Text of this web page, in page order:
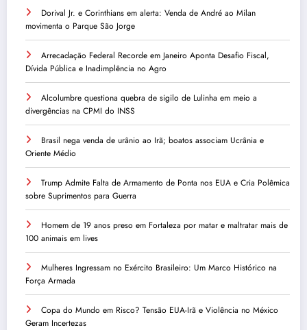
Dorival Jr. e Corinthians em alerta: Venda de André ao Milan
movimenta o Parque São Jorge
Arrecadação Federal Recorde em Janeiro Aponta Desafio Fiscal,
Dívida Pública e Inadimplência no Agro
Alcolumbre questiona quebra de sigilo de Lulinha em meio a
divergências na CPMI do INSS
Brasil nega venda de urânio ao Irã; boatos associam Ucrânia e
Oriente Médio
Trump Admite Falta de Armamento de Ponta nos EUA e Cria Polêmica
sobre Suprimentos para Guerra
Homem de 19 anos preso em Fortaleza por matar e maltratar mais de
100 animais em lives
Mulheres Ingressam no Exército Brasileiro: Um Marco Histórico na
Força Armada
Copa do Mundo em Risco? Tensão EUA-Irã e Violência no México
Geram Incertezas